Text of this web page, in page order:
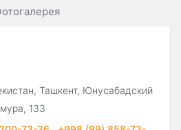
Ташкент, Юнусабадский
133